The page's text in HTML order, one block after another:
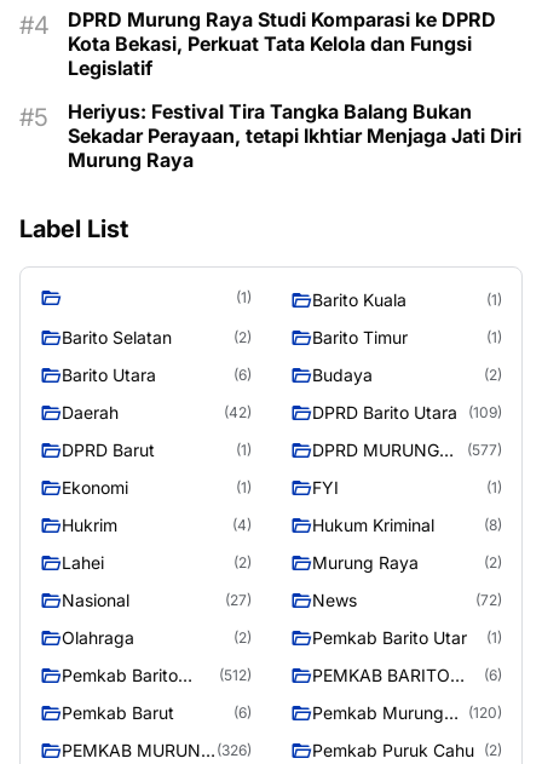
DPRD Murung Raya Studi Komparasi ke DPRD
Kota Bekasi, Perkuat Tata Kelola dan Fungsi
Legislatif
Heriyus: Festival Tira Tangka Balang Bukan
Sekadar Perayaan, tetapi Ikhtiar Menjaga Jati Diri
Murung Raya
Label List
(1) Barito Kuala (1)
Barito Selatan (2) Barito Timur (1)
Barito Utara (6) Budaya (2)
Daerah (42) DPRD Barito Utara (109)
DPRD Barut (1)
DPRD MURUNG
RAYA
(577)
Ekonomi (1) FYI (1)
Hukrim (4) Hukum Kriminal (8)
Lahei (2) Murung Raya (2)
Nasional (27) News (72)
Olahraga (2) Pemkab Barito Utar (1)
Pemkab Barito
Utara
(512)
PEMKAB BARITO
UTARA
(6)
Pemkab Barut (6)
Pemkab Murung
Raya
(120)
PEMKAB MURUNG (326) Pemkab Puruk Cahu (2)